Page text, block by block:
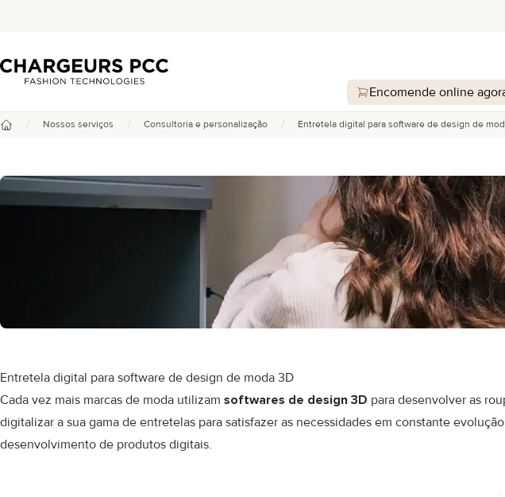
Chargeurs PCC
Encomende online
/ Nossos serviços / Consultoria e personalização / Entretela digital para software de design de
Entretela digital para software de design de moda 3D
Cada vez mais marcas de moda utilizam softwares de design 3D para desenvolver as
digitalizar a sua gama de entretelas para satisfazer as necessidades em constante
desenvolvimento de produtos digitais.